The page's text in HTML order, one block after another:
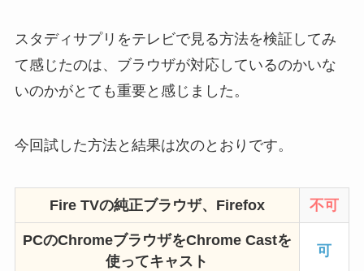
スタディサプリをテレビで見る方法を検証してみ
て感じたのは、ブラウザが対応しているのかいな
いのかがとても重要と感じました。
今回試した方法と結果は次のとおりです。
Fire TVの純正ブラウザ、Firefox 不可
PCのChromeブラウザをChrome Castを
使ってキャスト
可